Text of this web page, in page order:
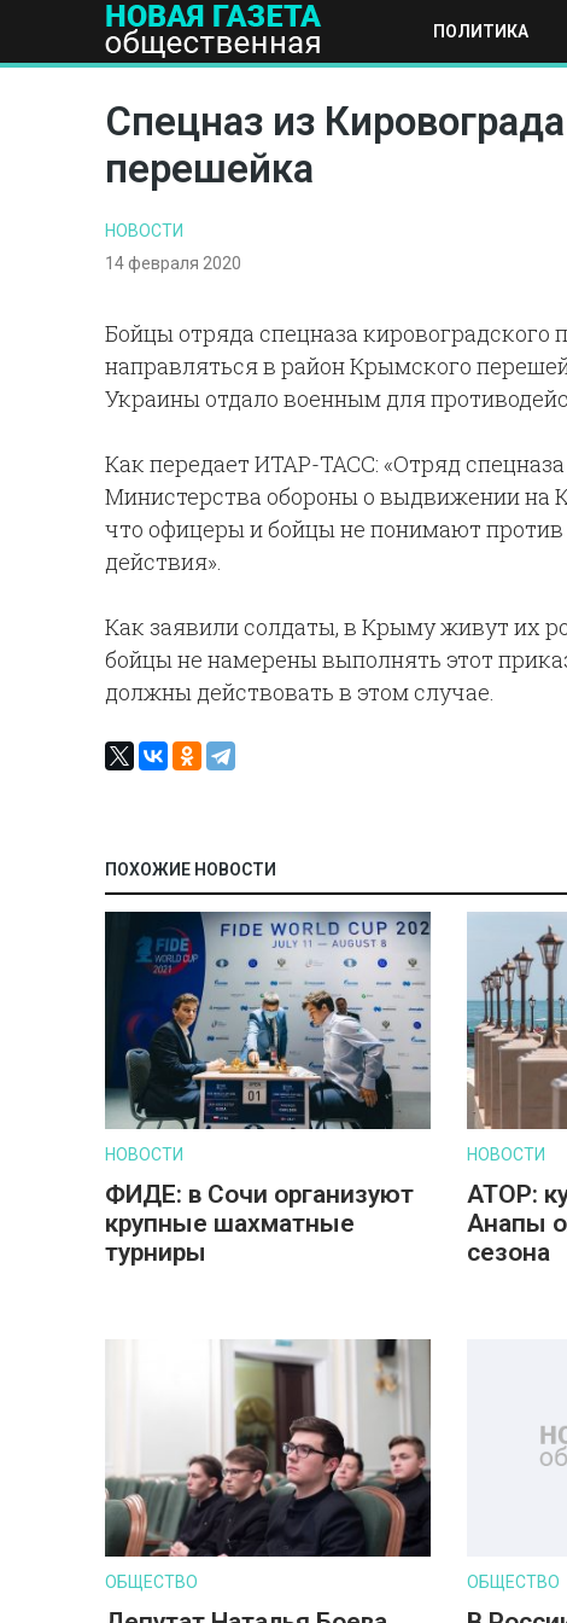
ПОЛИТИКА
ПОЛИТИКА ОБЩЕСТВО ЭКОНОМИКА НАУКА И
Спецназ из
перешейка
НОВОСТИ
14 февраля 2020
Бойцы отряда спецназа
направляться в район Крымского
Украины отдало военным для
Как передает ИТАР-ТАСС: «Отряд
Министерства обороны о выдвижении на
что офицеры и бойцы не понимают
действия».
Как заявили солдаты, в Крыму живут их
бойцы не намерены выполнять этот
должны действовать в этом случае.
ПОХОЖИЕ НОВОСТИ
НОВОСТИ
ФИДЕ: в Сочи организуют
крупные шахматные
турниры
НОВОСТИ
АТОР:
Анапы
сезона
ОБЩЕСТВО ОБЩЕСТВО